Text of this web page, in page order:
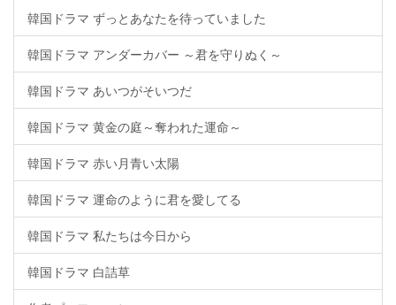
韓国ドラマ ずっとあなたを待っていました
韓国ドラマ アンダーカバー ～君を守りぬく～
韓国ドラマ あいつがそいつだ
韓国ドラマ 黄金の庭～奪われた運命～
韓国ドラマ 赤い月青い太陽
韓国ドラマ 運命のように君を愛してる
韓国ドラマ 私たちは今日から
韓国ドラマ 白詰草